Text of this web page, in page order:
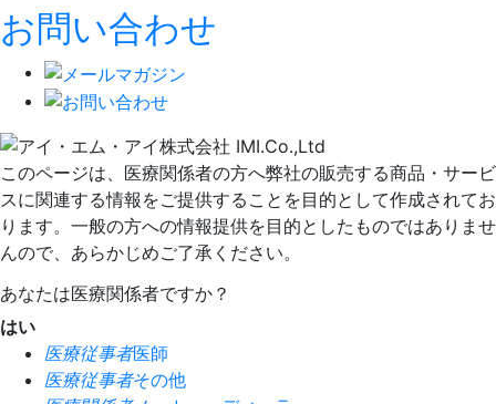
お問い合わせ
このページは、医療関係者の方へ弊社の販売する商品・サービ
スに関連する情報をご提供することを目的として作成されてお
ります。一般の方への情報提供を目的としたものではありませ
んので、あらかじめご了承ください。
あなたは医療関係者ですか？
はい
医療従事者医師
医療従事者その他